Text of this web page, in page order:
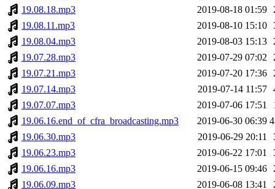
19.08.18.mp3
2019-08-18 01:59
19.08.11.mp3
2019-08-10 15:10
19.08.04.mp3
2019-08-03 15:13
19.07.28.mp3
2019-07-29 07:02
19.07.21.mp3
2019-07-20 17:36
19.07.14.mp3
2019-07-14 11:57
19.07.07.mp3
2019-07-06 17:51
19.06.16.end_of_cfra_broadcasting.mp3
2019-06-30 06:39
19.06.30.mp3
2019-06-29 20:11
19.06.23.mp3
2019-06-22 17:01
19.06.16.mp3
2019-06-15 09:46
19.06.09.mp3
2019-06-08 13:41